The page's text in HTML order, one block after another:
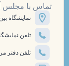
تماس با مجلس
نمایشگاه
تلفن نمایشگاه:
تلفن دفتر مرکزی: